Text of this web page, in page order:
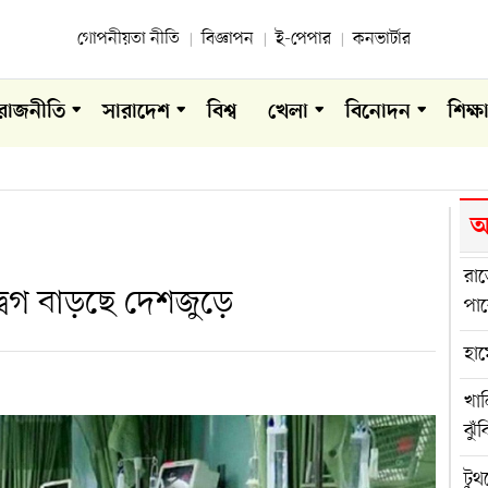
গোপনীয়তা নীতি বিজ্ঞাপন ই-পেপার কনভার্টার
সারাদেশ বিশ্ব খেলা বিনোদন শিক্ষা
বাড়ছে দেশজুড়ে